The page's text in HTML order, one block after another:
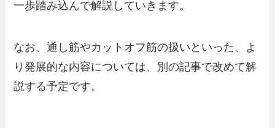
一歩踏み込んで解説していきます。
なお、通し筋やカットオフ筋の扱いといった、よ
り発展的な内容については、別の記事で改めて解
説する予定です。